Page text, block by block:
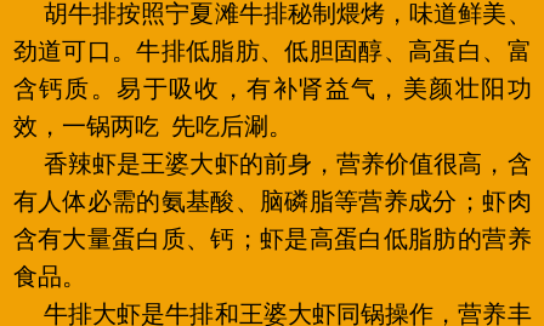
胡牛排按照宁夏滩牛排秘制煨烤，味道鲜美、
劲道可口。牛排低脂肪、低胆固醇、高蛋白、富
含钙质。易于吸收，有补肾益气，美颜壮阳功
效，一锅两吃 先吃后涮。
香辣虾是王婆大虾的前身，营养价值很高，含
有人体必需的氨基酸、脑磷脂等营养成分；虾肉
含有大量蛋白质、钙；虾是高蛋白低脂肪的营养
食品。
牛排大虾是牛排和王婆大虾同锅操作，营养丰